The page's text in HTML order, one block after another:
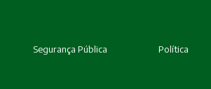
Segurança Pública Política